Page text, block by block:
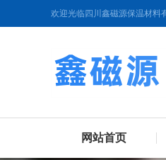
欢迎光临四川鑫磁源保温材料
网站首页